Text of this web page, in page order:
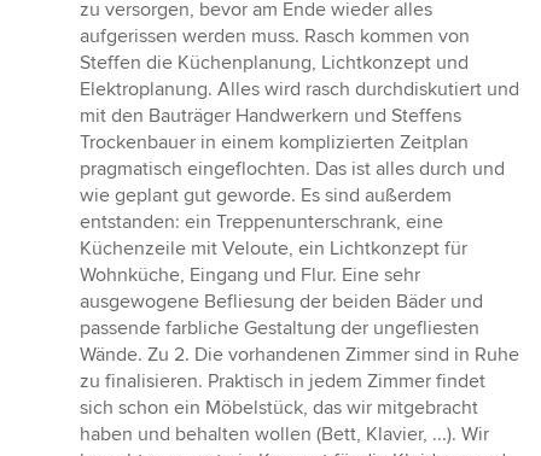
zu versorgen, bevor am Ende wieder alles
aufgerissen werden muss. Rasch kommen von
Steffen die Küchenplanung, Lichtkonzept und
Elektroplanung. Alles wird rasch durchdiskutiert und
mit den Bauträger Handwerkern und Steffens
Trockenbauer in einem komplizierten Zeitplan
pragmatisch eingeflochten. Das ist alles durch und
wie geplant gut geworde. Es sind außerdem
entstanden: ein Treppenunterschrank, eine
Küchenzeile mit Veloute, ein Lichtkonzept für
Wohnküche, Eingang und Flur. Eine sehr
ausgewogene Befliesung der beiden Bäder und
passende farbliche Gestaltung der ungefliesten
Wände. Zu 2. Die vorhandenen Zimmer sind in Ruhe
zu finalisieren. Praktisch in jedem Zimmer findet
sich schon ein Möbelstück, das wir mitgebracht
haben und behalten wollen (Bett, Klavier, ...). Wir